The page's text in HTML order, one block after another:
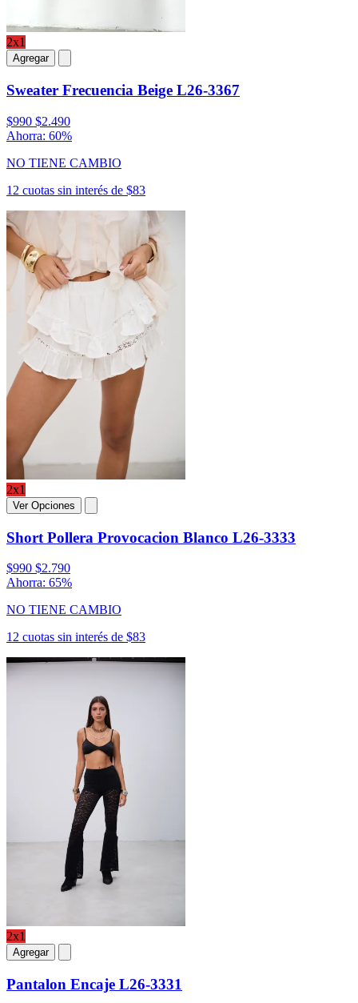
2x1
Agregar
Sweater Frecuencia Beige L26-3367
$990 $2.490
Ahorra: 60%
NO TIENE CAMBIO
12 cuotas sin interés de $83
2x1
Ver Opciones
Short Pollera Provocacion Blanco L26-3333
$990 $2.790
Ahorra: 65%
NO TIENE CAMBIO
12 cuotas sin interés de $83
2x1
Agregar
Pantalon Encaje L26-3331